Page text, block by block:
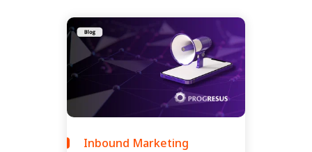
Inbound Marketing